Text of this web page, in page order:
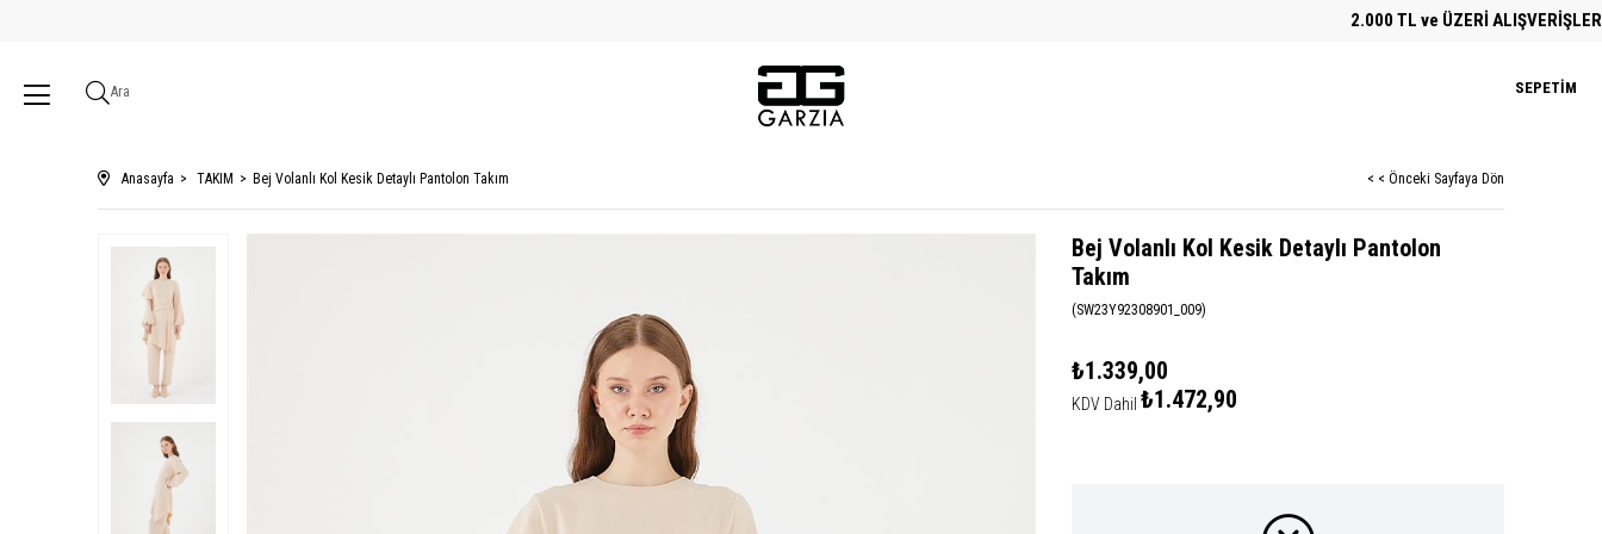
2.000 TL ve ÜZERİ ALIŞVERİŞLERDE
Ara SEPETIM
Anasayfa TAKIM Bej Volanlı Kol Kesik Detaylı Pantolon Takım < < Önceki Sayfaya Dön
Bej Volanlı Kol Kesik Detaylı Pantolon
Takım
(SW23Y92308901_009)
₺1.339,00
KDV Dahil ₺1.472,90